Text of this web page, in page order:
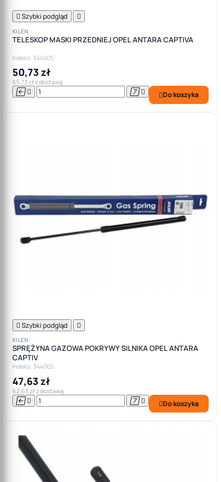
 Szybki podgląd 
KILEN
TELESKOP MASKI PRZEDNIEJ OPEL ANTARA CAPTIVA
Indeks: 344005
50,73 zł
65,73 zł z dostawą
    Do koszyka
 Szybki podgląd 
KILEN
SPRĘŻYNA GAZOWA POKRYWY SILNIKA OPEL ANTARA
CAPTIV
Indeks: 344005
47,63 zł
62,63 zł z dostawą
    Do koszyka